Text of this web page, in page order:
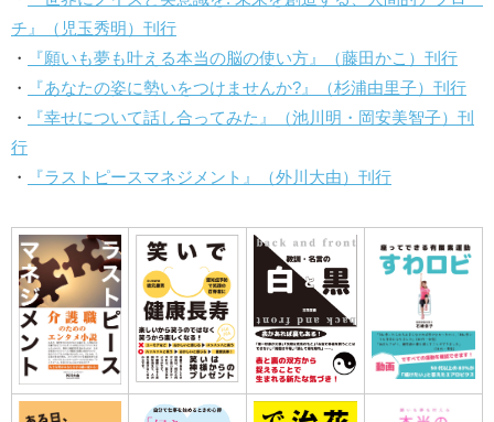
チ』（児玉秀明）刊行
・
『願いも夢も叶える本当の脳の使い方』（藤田かこ）刊行
・
『あなたの姿に勢いをつけませんか?』（杉浦由里子）刊行
・
『幸せについて話し合ってみた』（池川明・岡安美智子）刊
行
・
『ラストピースマネジメント』（外川大由）刊行